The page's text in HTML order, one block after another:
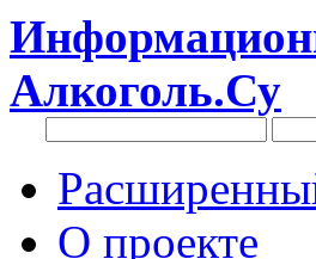
Алкоголь.Су
О проекте